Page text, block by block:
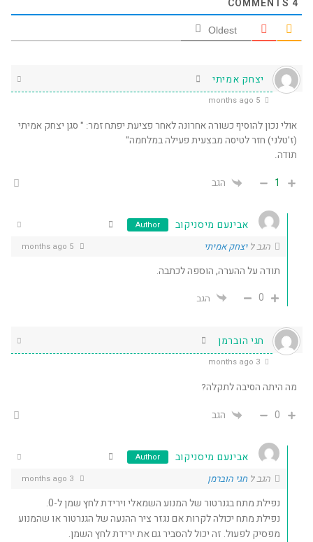
4
Oldest
יצחק אמיתי
אולי נכון להוסיף כשורה אחרונה לאחר פציעת יפתח זמר: " סגן יצחק אמיתי
(ז'טלני) חזר לטיסה מבצעית פעילה במלחמה"
תודה.
1 הגב
אבינעם מיסניקוב Author
הגב ליצחק אמיתי
תודה על ההערה, הוספה לכתבה.
0
הגב
חגי הוברמן
מה היתה הסיבה לתקלה?
0 הגב
אבינעם מיסניקוב Author
הגב לחגי הוברמן
נפילת מתח בגנרטור של המנוע השמאלי וירידת לחץ שמן ל-0.
נפילת מתח יכולה לקרות אם נגזר ציר ההנעה של הגנרטור או שהמנוע
מפסיק לפעול. זה יכול להסביר גם את ירידת לחץ השמן.